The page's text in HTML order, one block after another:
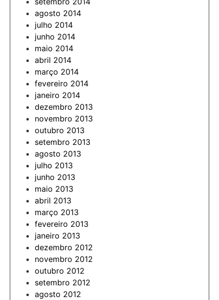
agosto 2014
julho 2014
junho 2014
maio 2014
abril 2014
março 2014
fevereiro 2014
janeiro 2014
dezembro 2013
novembro 2013
outubro 2013
setembro 2013
agosto 2013
julho 2013
junho 2013
maio 2013
abril 2013
março 2013
fevereiro 2013
janeiro 2013
dezembro 2012
novembro 2012
outubro 2012
setembro 2012
agosto 2012